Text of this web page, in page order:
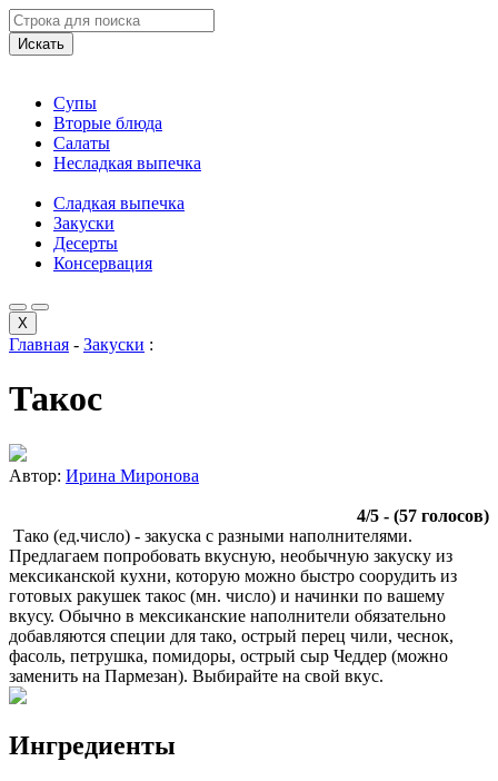
Искать
Супы
Вторые блюда
Салаты
Несладкая выпечка
Сладкая выпечка
Закуски
Десерты
Консервация
X
Главная - Закуски :
Такос
Автор: Ирина Миронова
4/5 - (57 голосов)
Тако (ед.число) - закуска с разными наполнителями.
Предлагаем попробовать вкусную, необычную закуску из
мексиканской кухни, которую можно быстро соорудить из
готовых ракушек такос (мн. число) и начинки по вашему
вкусу. Обычно в мексиканские наполнители обязательно
добавляются специи для тако, острый перец чили, чеснок,
фасоль, петрушка, помидоры, острый сыр Чеддер (можно
заменить на Пармезан). Выбирайте на свой вкус.
Ингредиенты